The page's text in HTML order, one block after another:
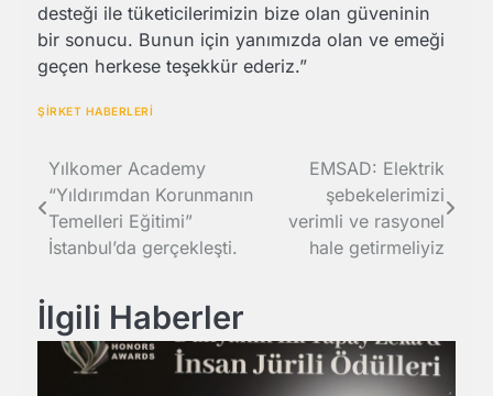
desteği ile tüketicilerimizin bize olan güveninin
bir sonucu. Bunun için yanımızda olan ve emeği
geçen herkese teşekkür ederiz.”
ŞİRKET HABERLERİ
Yazı
gezinmesi
Yılkomer Academy
“Yıldırımdan Korunmanın
Temelleri Eğitimi”
İstanbul’da gerçekleşti.
EMSAD: Elektrik
şebekelerimizi
verimli ve rasyonel
hale getirmeliyiz
İlgili Haberler